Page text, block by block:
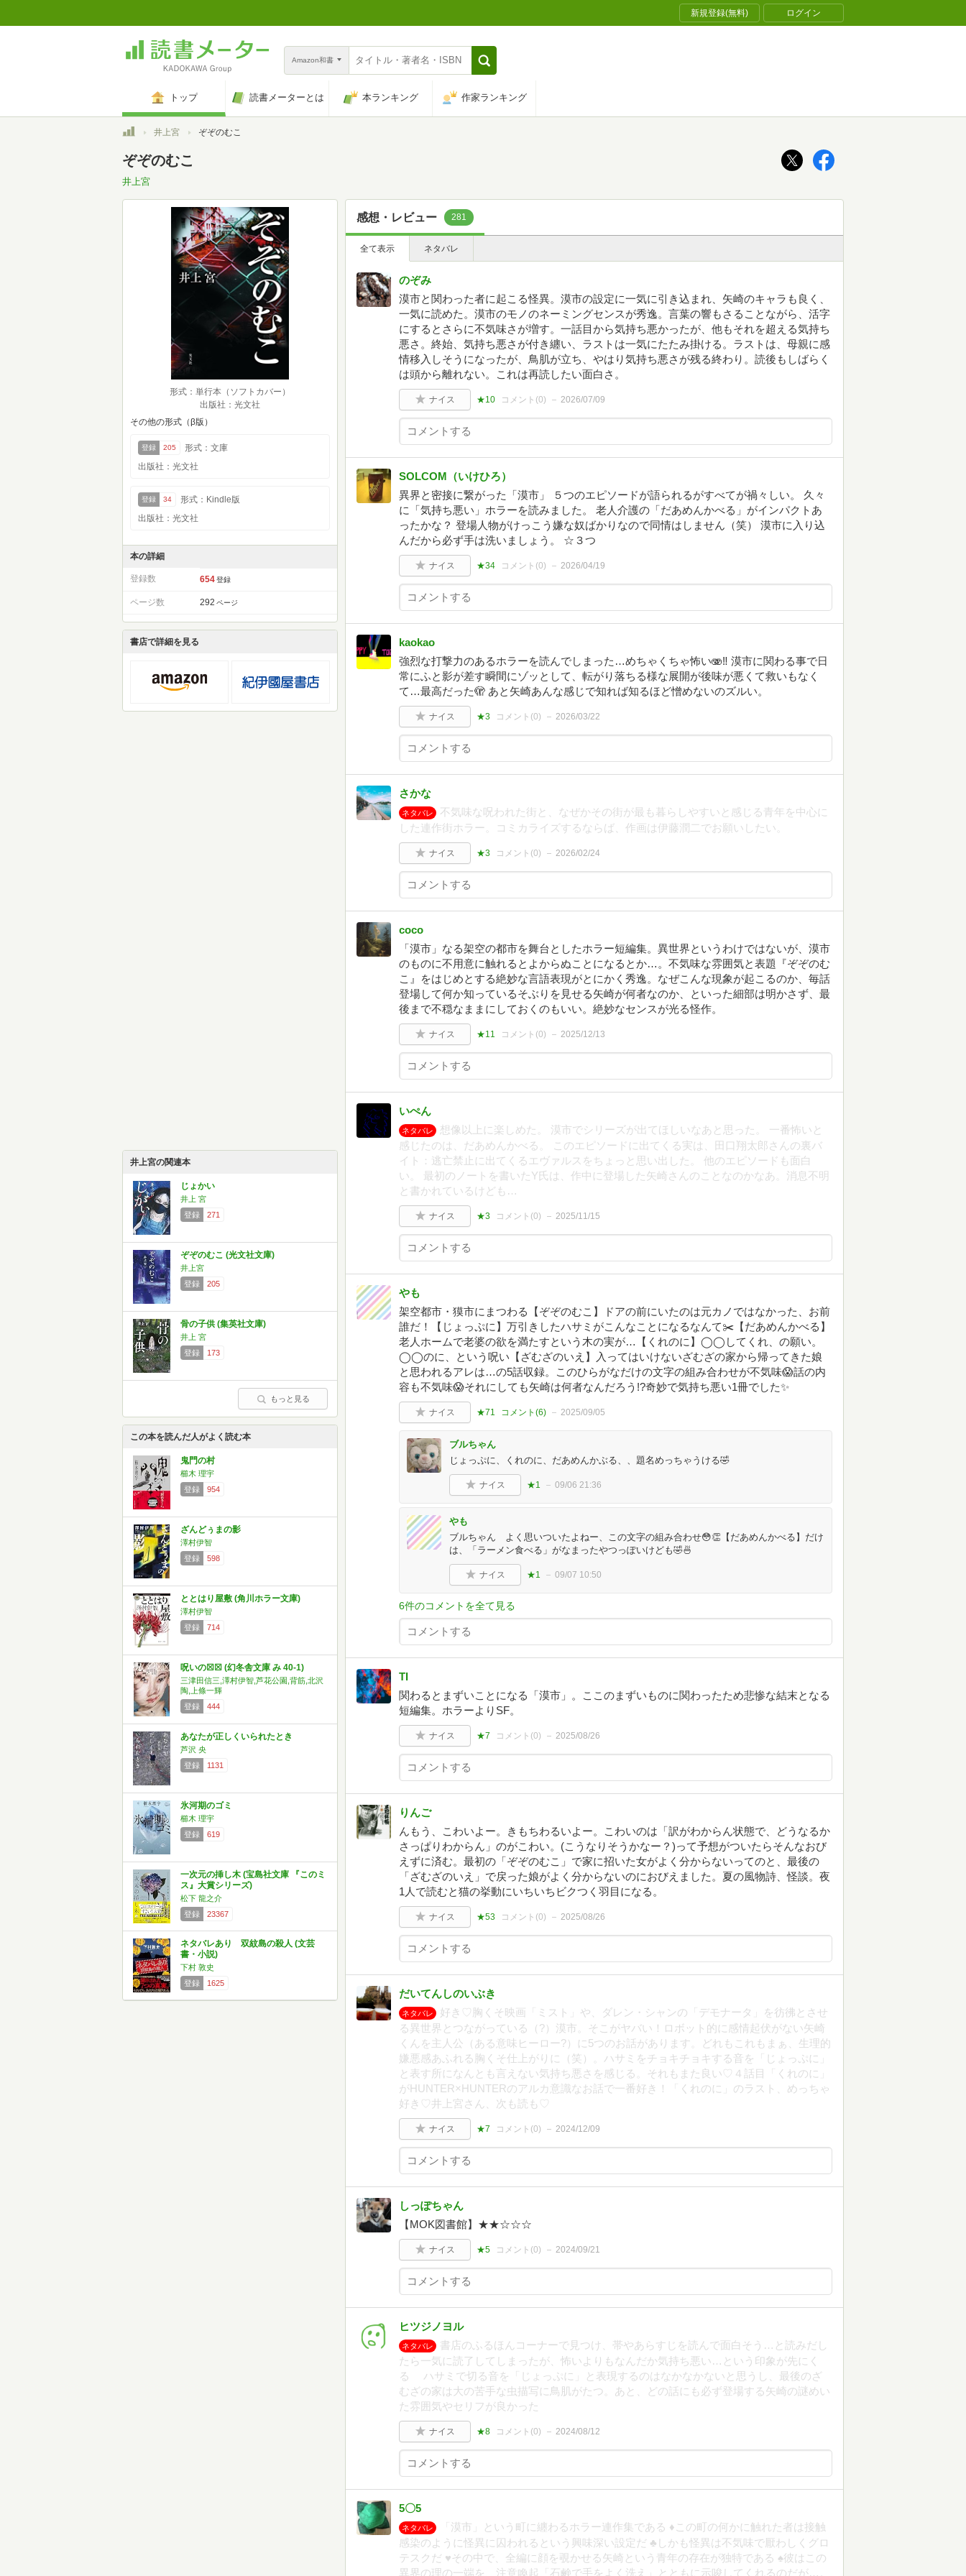
新規登録(無料) ログイン
Amazon和書
トップ 読書メーターとは 本ランキング 作家ランキング
トップ井上宮 ぞぞのむこ
ぞぞのむこ
井上宮
形式：単行本（ソフトカバー）
出版社：光文社
その他の形式（β版）
登録 205
形式：文庫
出版社：光文社
登録 34
形式：Kindle版
出版社：光文社
本の詳細
登録数 654 登録
ページ数 292 ページ
書店で詳細を見る
井上宮の関連本
じょかい
井上 宮
登録
271
ぞぞのむこ (光文社文庫)
井上宮
登録
205
骨の子供 (集英社文庫)
井上 宮
登録
173
もっと見る
この本を読んだ人がよく読む本
鬼門の村
櫛木 理宇
登録
954
ざんどぅまの影
澤村伊智
登録
598
ととはり屋敷 (角川ホラー文庫)
澤村伊智
登録
714
呪いの☒☒ (幻冬舎文庫 み 40-1)
三津田信三,澤村伊智,芦花公園,背筋,北沢
陶,上條一輝
登録
444
あなたが正しくいられたとき
芦沢 央
登録
1131
氷河期のゴミ
櫛木 理宇
登録
619
一次元の挿し木 (宝島社文庫 『このミ
ス』大賞シリーズ)
松下 龍之介
登録
23367
ネタバレあり 双紋島の殺人 (文芸
書・小説)
下村 敦史
登録
1625
感想・レビュー 281
全て表示 ネタバレ
のぞみ
漠市と関わった者に起こる怪異。漠市の設定に一気に引き込まれ、矢崎のキャラも良く、
一気に読めた。漠市のモノのネーミングセンスが秀逸。言葉の響もさることながら、活字
にするとさらに不気味さが増す。一話目から気持ち悪かったが、他もそれを超える気持ち
悪さ。終始、気持ち悪さが付き纏い、ラストは一気にたたみ掛ける。ラストは、母親に感
情移入しそうになったが、鳥肌が立ち、やはり気持ち悪さが残る終わり。読後もしばらく
は頭から離れない。これは再読したい面白さ。
ナイス ★10 コメント(0) 2026/07/09
SOLCOM（いけひろ）
異界と密接に繋がった「漠市」 ５つのエピソードが語られるがすべてが禍々しい。 久々
に「気持ち悪い」ホラーを読みました。 老人介護の「だあめんかべる」がインパクトあ
ったかな？ 登場人物がけっこう嫌な奴ばかりなので同情はしません（笑） 漠市に入り込
んだから必ず手は洗いましょう。 ☆３つ
ナイス ★34 コメント(0) 2026/04/19
kaokao
強烈な打撃力のあるホラーを読んでしまった…めちゃくちゃ怖い🫨‼️ 漠市に関わる事で日
常にふと影が差す瞬間にゾッとして、転がり落ちる様な展開が後味が悪くて救いもなく
て…最高だった🫣 あと矢崎あんな感じで知れば知るほど憎めないのズルい。
ナイス ★3 コメント(0) 2026/03/22
さかな
ネタバレ
不気味な呪われた街と、なぜかその街が最も暮らしやすいと感じる青年を中心に
した連作街ホラー。コミカライズするならば、作画は伊藤潤二でお願いしたい。
ナイス ★3 コメント(0) 2026/02/24
coco
「漠市」なる架空の都市を舞台としたホラー短編集。異世界というわけではないが、漠市
のものに不用意に触れるとよからぬことになるとか…。不気味な雰囲気と表題『ぞぞのむ
こ』をはじめとする絶妙な言語表現がとにかく秀逸。なぜこんな現象が起こるのか、毎話
登場して何か知っているそぶりを見せる矢崎が何者なのか、といった細部は明かさず、最
後まで不穏なままにしておくのもいい。絶妙なセンスが光る怪作。
ナイス ★11 コメント(0) 2025/12/13
いぺん
ネタバレ
想像以上に楽しめた。 漠市でシリーズが出てほしいなあと思った。 一番怖いと
感じたのは、だあめんかべる。 このエピソードに出てくる実は、田口翔太郎さんの裏バ
イト：逃亡禁止に出てくるエヴァルスをちょっと思い出した。 他のエピソードも面白
い。 最初のノートを書いたY氏は、作中に登場した矢崎さんのことなのかなあ。消息不明
と書かれているけども…
ナイス ★3 コメント(0) 2025/11/15
やも
架空都市・獏市にまつわる【ぞぞのむこ】ドアの前にいたのは元カノではなかった、お前
誰だ！【じょっぷに】万引きしたハサミがこんなことになるなんて✂️【だあめんかべる】
老人ホームで老婆の欲を満たすという木の実が…【くれのに】◯◯してくれ、の願い。
◯◯のに、という呪い【ざむざのいえ】入ってはいけないざむざの家から帰ってきた娘
と思われるアレは…の5話収録。このひらがなだけの文字の組み合わせが不気味😱話の内
容も不気味😱それにしても矢崎は何者なんだろう!?奇妙で気持ち悪い1冊でした✨
ナイス ★71 コメント(6) 2025/09/05
ブルちゃん
じょっぷに、くれのに、だあめんかぶる、、題名めっちゃうける🤣
ナイス ★1 09/06 21:36
やも
ブルちゃん よく思いついたよねー、この文字の組み合わせ😳👏【だあめんかべる】だけ
は、「ラーメン食べる」がなまったやつっぽいけども🤣🍜
ナイス ★1 09/07 10:50
6件のコメントを全て見る
TI
関わるとまずいことになる「漠市」。ここのまずいものに関わったため悲惨な結末となる
短編集。ホラーよりSF。
ナイス ★7 コメント(0) 2025/08/26
りんご
んもう、こわいよー。きもちわるいよー。こわいのは「訳がわからん状態で、どうなるか
さっぱりわからん」のがこわい。(こうなりそうかなー？)って予想がついたらそんなおび
えずに済む。最初の「ぞぞのむこ」で家に招いた女がよく分からないってのと、最後の
「ざむざのいえ」で戻った娘がよく分からないのにおびえました。夏の風物詩、怪談。夜
1人で読むと猫の挙動にいちいちビクつく羽目になる。
ナイス ★53 コメント(0) 2025/08/26
だいてんしのいぶき
ネタバレ
好き♡胸くそ映画「ミスト」や、ダレン・シャンの「デモナータ」を彷彿とさせ
る異世界とつながっている（?）漠市。そこがヤバい！ロボット的に感情起伏がない矢崎
くんを主人公（ある意味ヒーロー?）に5つのお話があります。どれもこれもまぁ、生理的
嫌悪感あふれる胸くそ仕上がりに（笑）。ハサミをチョキチョキする音を「じょっぷに」
と表す所になんとも言えない気持ち悪さを感じる。それもまた良い♡４話目「くれのに」
がHUNTER×HUNTERのアルカ意識なお話で一番好き！「くれのに」のラスト、めっちゃ
好き♡井上宮さん、次も読も♡
ナイス ★7 コメント(0) 2024/12/09
しっぽちゃん
【MOK図書館】★★☆☆☆
ナイス ★5 コメント(0) 2024/09/21
ヒツジノヨル
ネタバレ
書店のふるほんコーナーで見つけ、帯やあらすじを読んで面白そう…と読みだし
たら一気に読了してしまったが、怖いよりもなんだか気持ち悪い…という印象が先にく
る ハサミで切る音を「じょっぷに」と表現するのはなかなかないと思うし、最後のざ
むざの家は大の苦手な虫描写に鳥肌がたつ。あと、どの話にも必ず登場する矢崎の謎めい
た雰囲気やセリフが良かった
ナイス ★8 コメント(0) 2024/08/12
5〇5
ネタバレ
「漠市」という町に纏わるホラー連作集である ♦この町の何かに触れた者は接触
感染のように怪異に囚われるという興味深い設定だ ♣しかも怪異は不気味で厭わしくグロ
テスクだ ♥その中で、全編に顔を覗かせる矢崎という青年の存在が独特である ♠彼はこの
異界の理の一端を、注意喚起「石鹸で手をよく洗え」とともに示唆してくれるのだが…。